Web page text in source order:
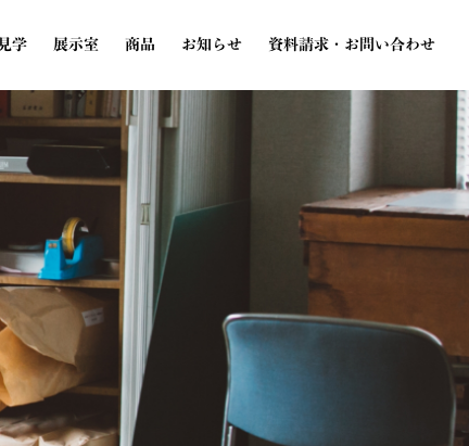
学 展示室 商品 お知らせ 資料請求・お問い合わせ